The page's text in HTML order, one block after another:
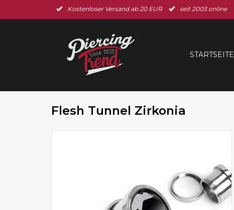
Kostenloser Versand ab 20 EUR seit 2003 online
STARTSEITE
Flesh Tunnel Zirkonia